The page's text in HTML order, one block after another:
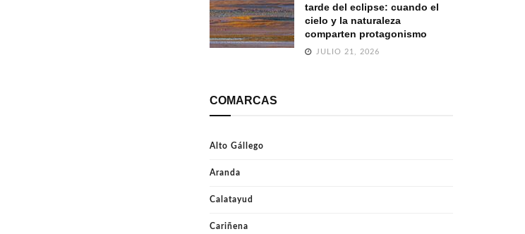
tarde del eclipse: cuando el
cielo y la naturaleza
comparten protagonismo
JULIO 21, 2026
COMARCAS
Alto Gállego
Aranda
Calatayud
Cariñena